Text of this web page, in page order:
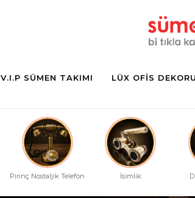
V.I.P SÜMEN TAKIMI LÜX OFIS DEKORU
Pirinç Nostaljik Telefon İsimlik